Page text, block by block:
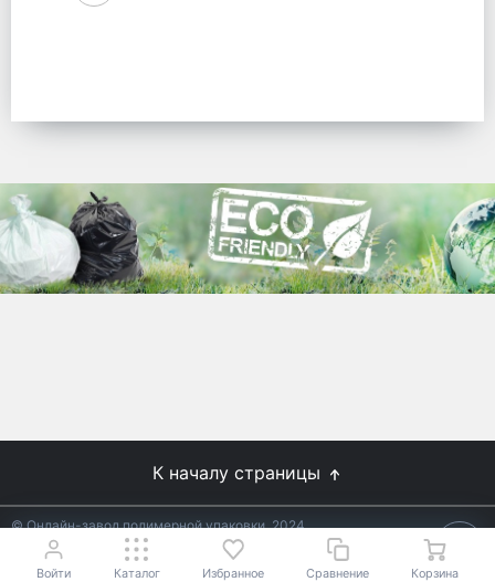
участие в становлении этого рынка в
упаковке, и сегодня мы перешли в
Используйте готовые решения от
лидеров отрасли.
WhitePack
8 (495) 204-18-49
К началу страницы
© Онлайн-завод полимерной упаковки, 2024
Не является публичной офертой.Условия уточняйте у
менеджеров.
Войти Каталог Избранное Сравнение Корзина